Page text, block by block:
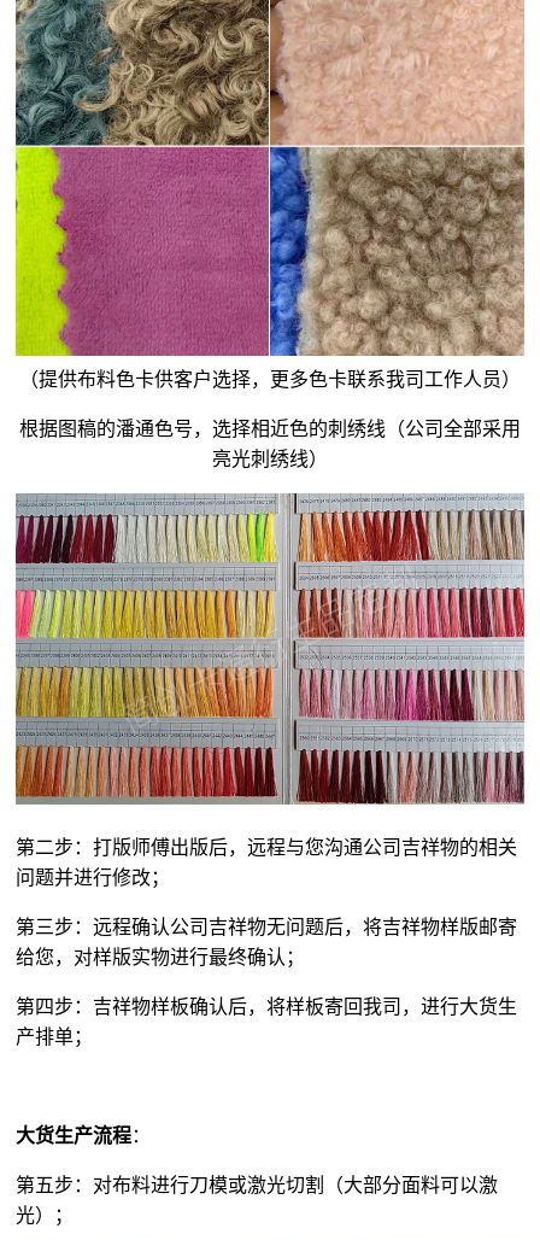
（提供布料色卡供客户选择，更多色卡联系我司工作人员）
根据图稿的潘通色号，选择相近色的刺绣线（公司全部采用
亮光刺绣线）
第二步：打版师傅出版后，远程与您沟通公司吉祥物的相关
问题并进行修改；
第三步：远程确认公司吉祥物无问题后，将吉祥物样版邮寄
给您，对样版实物进行最终确认；
第四步：吉祥物样板确认后，将样板寄回我司，进行大货生
产排单；
大货生产流程：
第五步：对布料进行刀模或激光切割（大部分面料可以激
光）；